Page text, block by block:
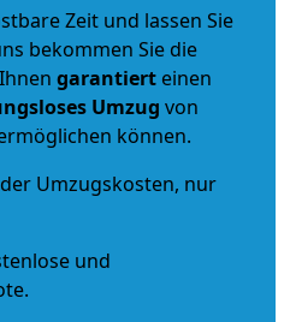
Zeit und lassen Sie
bekommen Sie die
garantiert einen
Umzug von
können.
Umzugskosten, nur
und